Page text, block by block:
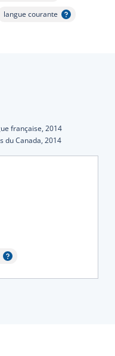
langue courante
Afficher l'infobulle
française, 2014
du Canada, 2014